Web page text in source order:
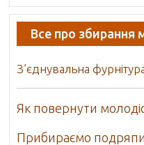
Все про збирання
З’єднувальна
Як повернути
Прибираємо